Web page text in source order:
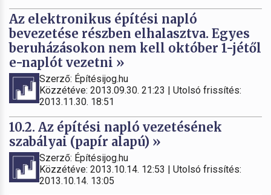
Az elektronikus építési napló
bevezetése részben elhalasztva. Egyes
beruházásokon nem kell október 1-jétől
e-naplót vezetni »
Szerző: Építésijog.hu
Közzétéve: 2013.09.30. 21:23 | Utolsó frissítés:
2013.11.30. 18:51
10.2. Az építési napló vezetésének
szabályai (papír alapú) »
Szerző: Építésijog.hu
Közzétéve: 2013.10.14. 12:53 | Utolsó frissítés:
2013.10.14. 13:05